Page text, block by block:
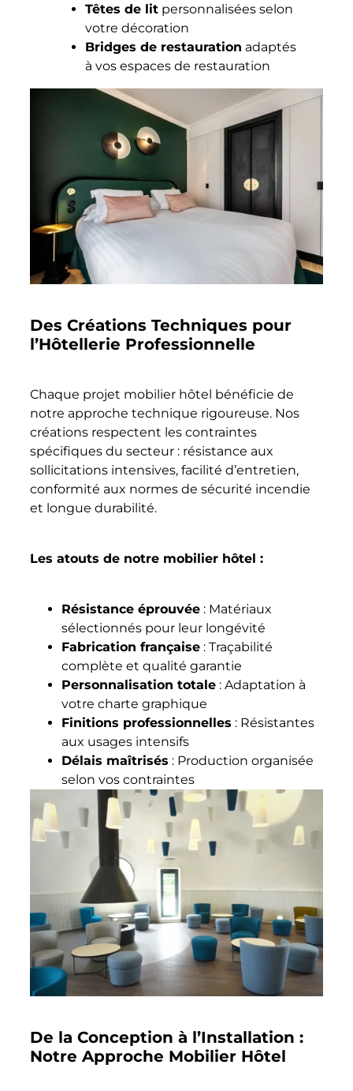
Têtes de lit personnalisées selon
votre décoration
Bridges de restauration adaptés
à vos espaces de restauration
Des Créations Techniques pour
l’Hôtellerie Professionnelle
Chaque projet mobilier hôtel bénéficie de
notre approche technique rigoureuse. Nos
créations respectent les contraintes
spécifiques du secteur : résistance aux
sollicitations intensives, facilité d’entretien,
conformité aux normes de sécurité incendie
et longue durabilité.
Les atouts de notre mobilier hôtel :
Résistance éprouvée : Matériaux
sélectionnés pour leur longévité
Fabrication française : Traçabilité
complète et qualité garantie
Personnalisation totale : Adaptation à
votre charte graphique
Finitions professionnelles : Résistantes
aux usages intensifs
Délais maîtrisés : Production organisée
selon vos contraintes
De la Conception à l’Installation :
Notre Approche Mobilier Hôtel